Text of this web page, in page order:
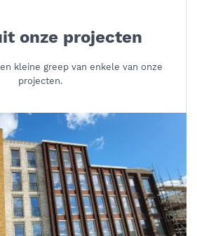
onze projecten
kleine greep van enkele van onze
projecten.